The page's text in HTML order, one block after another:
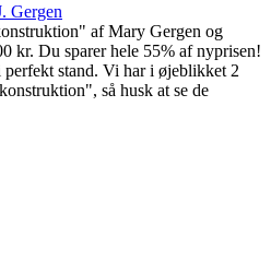
Gergen
af Mary Gergen og
kr. Du sparer hele 55% af nyprisen!
stand. Vi har i øjeblikket 2
så husk at se de